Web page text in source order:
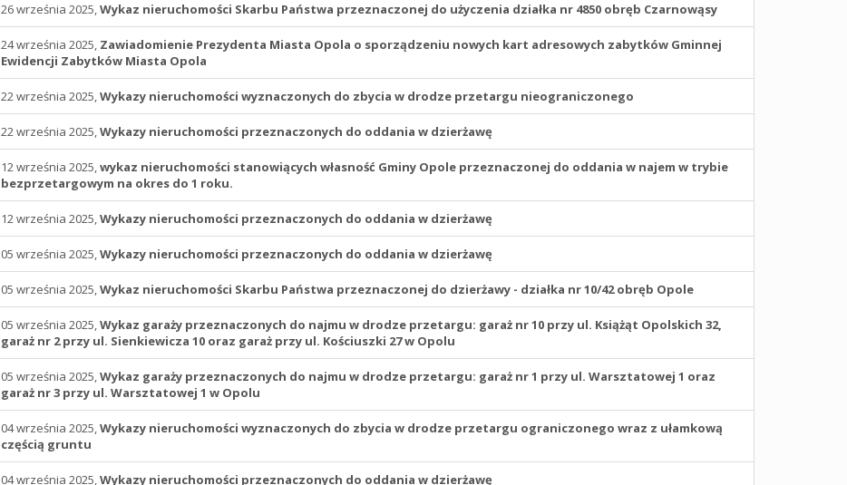
26 września 2025,Wykaz nieruchomości Skarbu Państwa przeznaczonej do użyczenia działka nr 4850 obręb Czarnowąsy
24 września 2025, Zawiadomienie Prezydenta Miasta Opola o sporządzeniu nowych kart adresowych zabytków Gminnej
Ewidencji Zabytków Miasta Opola
22 września 2025,Wykazy nieruchomości wyznaczonych do zbycia w drodze przetargu nieograniczonego
22 września 2025,Wykazy nieruchomości przeznaczonych do oddania w dzierżawę
12 września 2025,wykaz nieruchomości stanowiących własność Gminy Opole przeznaczonej do oddania w najem w trybie
bezprzetargowym na okres do 1 roku.
12 września 2025,Wykazy nieruchomości przeznaczonych do oddania w dzierżawę
05 września 2025,Wykazy nieruchomości przeznaczonych do oddania w dzierżawę
05 września 2025,Wykaz nieruchomości Skarbu Państwa przeznaczonej do dzierżawy - działka nr 10/42 obręb Opole
05 września 2025,Wykaz garaży przeznaczonych do najmu w drodze przetargu: garaż nr 10 przy ul. Książąt Opolskich 32,
garaż nr 2 przy ul. Sienkiewicza 10 oraz garaż przy ul. Kościuszki 27 w Opolu
05 września 2025,Wykaz garaży przeznaczonych do najmu w drodze przetargu: garaż nr 1 przy ul. Warsztatowej 1 oraz
garaż nr 3 przy ul. Warsztatowej 1 w Opolu
04 września 2025,Wykazy nieruchomości wyznaczonych do zbycia w drodze przetargu ograniczonego wraz z ułamkową
częścią gruntu
04 września 2025,Wykazy nieruchomości przeznaczonych do oddania w dzierżawę